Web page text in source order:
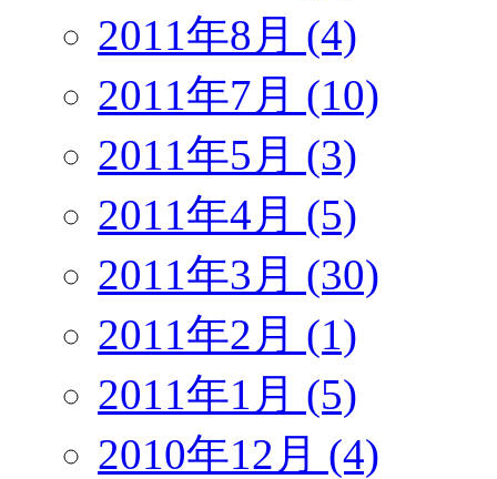
2011年8月 (4)
2011年7月 (10)
2011年5月 (3)
2011年4月 (5)
2011年3月 (30)
2011年2月 (1)
2011年1月 (5)
2010年12月 (4)